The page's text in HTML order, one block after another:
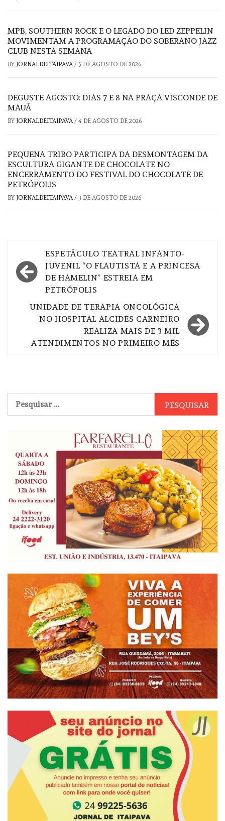
MPB, SOUTHERN ROCK E O LEGADO DO LED ZEPPELIN
MOVIMENTAM A PROGRAMAÇÃO DO SOBERANO JAZZ
CLUB NESTA SEMANA
BY JORNALDEITAIPAVA/ 5 DE AGOSTO DE 2026
DEGUSTE AGOSTO: DIAS 7 E 8 NA PRAÇA VISCONDE DE
MAUÁ
BY JORNALDEITAIPAVA/ 4 DE AGOSTO DE 2026
PEQUENA TRIBO PARTICIPA DA DESMONTAGEM DA
ESCULTURA GIGANTE DE CHOCOLATE NO
ENCERRAMENTO DO FESTIVAL DO CHOCOLATE DE
PETRÓPOLIS
BY JORNALDEITAIPAVA/ 3 DE AGOSTO DE 2026
Navegação
de
Post
ESPETÁCULO TEATRAL INFANTO-
JUVENIL “O FLAUTISTA E A PRINCESA
DE HAMELIN” ESTREIA EM
PETRÓPOLIS
UNIDADE DE TERAPIA ONCOLÓGICA
NO HOSPITAL ALCIDES CARNEIRO
REALIZA MAIS DE 3 MIL
ATENDIMENTOS NO PRIMEIRO MÊS